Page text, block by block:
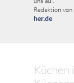
Redaktion von
her.de
Küchen